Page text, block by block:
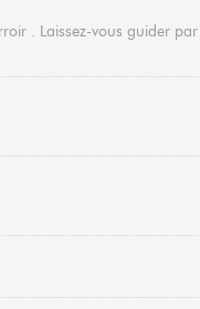
. Laissez-vous guider